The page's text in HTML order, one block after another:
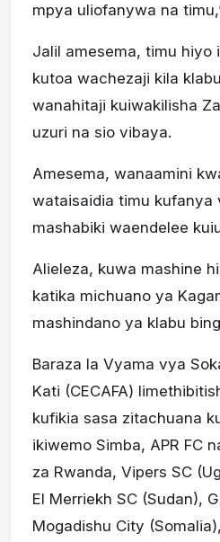
mpya uliofanywa na
Jalil amesema, timu hiyo
kutoa wachezaji kila
wanahitaji kuiwakilisha
uzuri na sio vibaya.
Amesema, wanaamini
wataisaidia timu kufanya
mashabiki waendelee
Alieleza, kuwa mashine
katika michuano ya
mashindano ya klabu
Baraza la Vyama vya
Kati (CECAFA)
kufikia sasa zitachuana
ikiwemo Simba, APR FC
za Rwanda, Vipers SC
El Merriekh SC (Sudan),
Mogadishu City